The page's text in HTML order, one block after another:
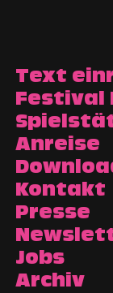
Text
Festival
Anreise
Kontakt
Presse
Jobs
Archiv